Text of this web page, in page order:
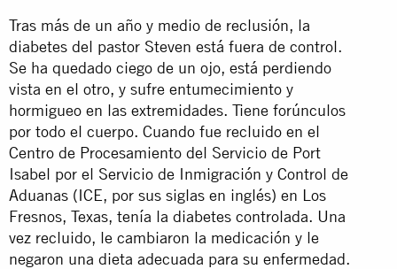
Tras más de un año y medio de reclusión, la
diabetes del pastor Steven está fuera de control.
Se ha quedado ciego de un ojo, está perdiendo
vista en el otro, y sufre entumecimiento y
hormigueo en las extremidades. Tiene forúnculos
por todo el cuerpo. Cuando fue recluido en el
Centro de Procesamiento del Servicio de Port
Isabel por el Servicio de Inmigración y Control de
Aduanas (ICE, por sus siglas en inglés) en Los
Fresnos, Texas, tenía la diabetes controlada. Una
vez recluido, le cambiaron la medicación y le
negaron una dieta adecuada para su enfermedad.